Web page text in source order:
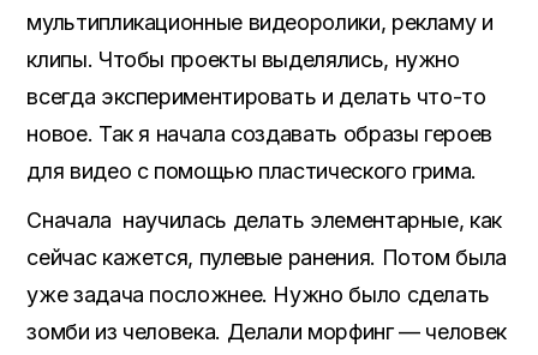
мультипликационные видеоролики, рекламу и
клипы. Чтобы проекты выделялись, нужно
всегда экспериментировать и делать что-то
новое. Так я начала создавать образы героев
для видео с помощью пластического грима.
Сначала научилась делать элементарные, как
сейчас кажется, пулевые ранения. Потом была
уже задача посложнее. Нужно было сделать
зомби из человека. Делали морфинг — человек